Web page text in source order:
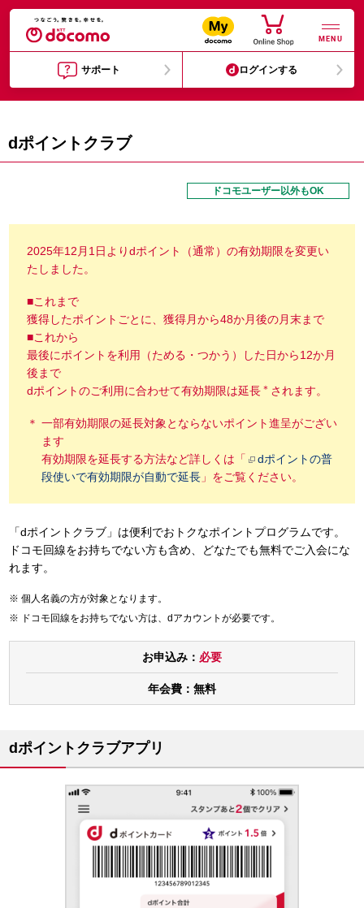
MENU
サポート ログインする
dポイントクラブ
ドコモユーザー以外もOK
2025年12月1日よりdポイント（通常）の有効期限を変更い
たしました。
■これまで
獲得したポイントごとに、獲得月から48か月後の月末まで
■これから
最後にポイントを利用（ためる・つかう）した日から12か月
後まで
dポイントのご利用に合わせて有効期限は延長 ＊ されます。
一部有効期限の延長対象とならないポイント進呈がござい
ます
有効期限を延長する方法など詳しくは「
dポイントの普
段使いで有効期限が自動で延長」をご覧ください。
「dポイントクラブ」は便利でおトクなポイントプログラムです。
ドコモ回線をお持ちでない方も含め、どなたでも無料でご入会にな
れます。
個人名義の方が対象となります。
ドコモ回線をお持ちでない方は、dアカウントが必要です。
お申込み： 必要
年会費： 無料
dポイントクラブアプリ